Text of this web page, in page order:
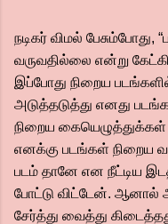
நடிகர் விமல்
வருவதில்லை என்று
இப்போது நிறைய
அடுத்தடுத்து எனது
நிறைய
எனக்கு படங்கள் நிறைய
படம் தானே என நீட்டிய
போட்டு விட்டேன். ஆனால்
சேர்த்து வைத்து